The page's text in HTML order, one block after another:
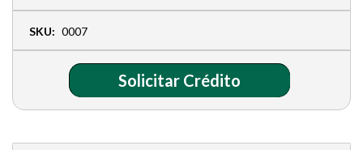
SKU: 0007
Solicitar Crédito